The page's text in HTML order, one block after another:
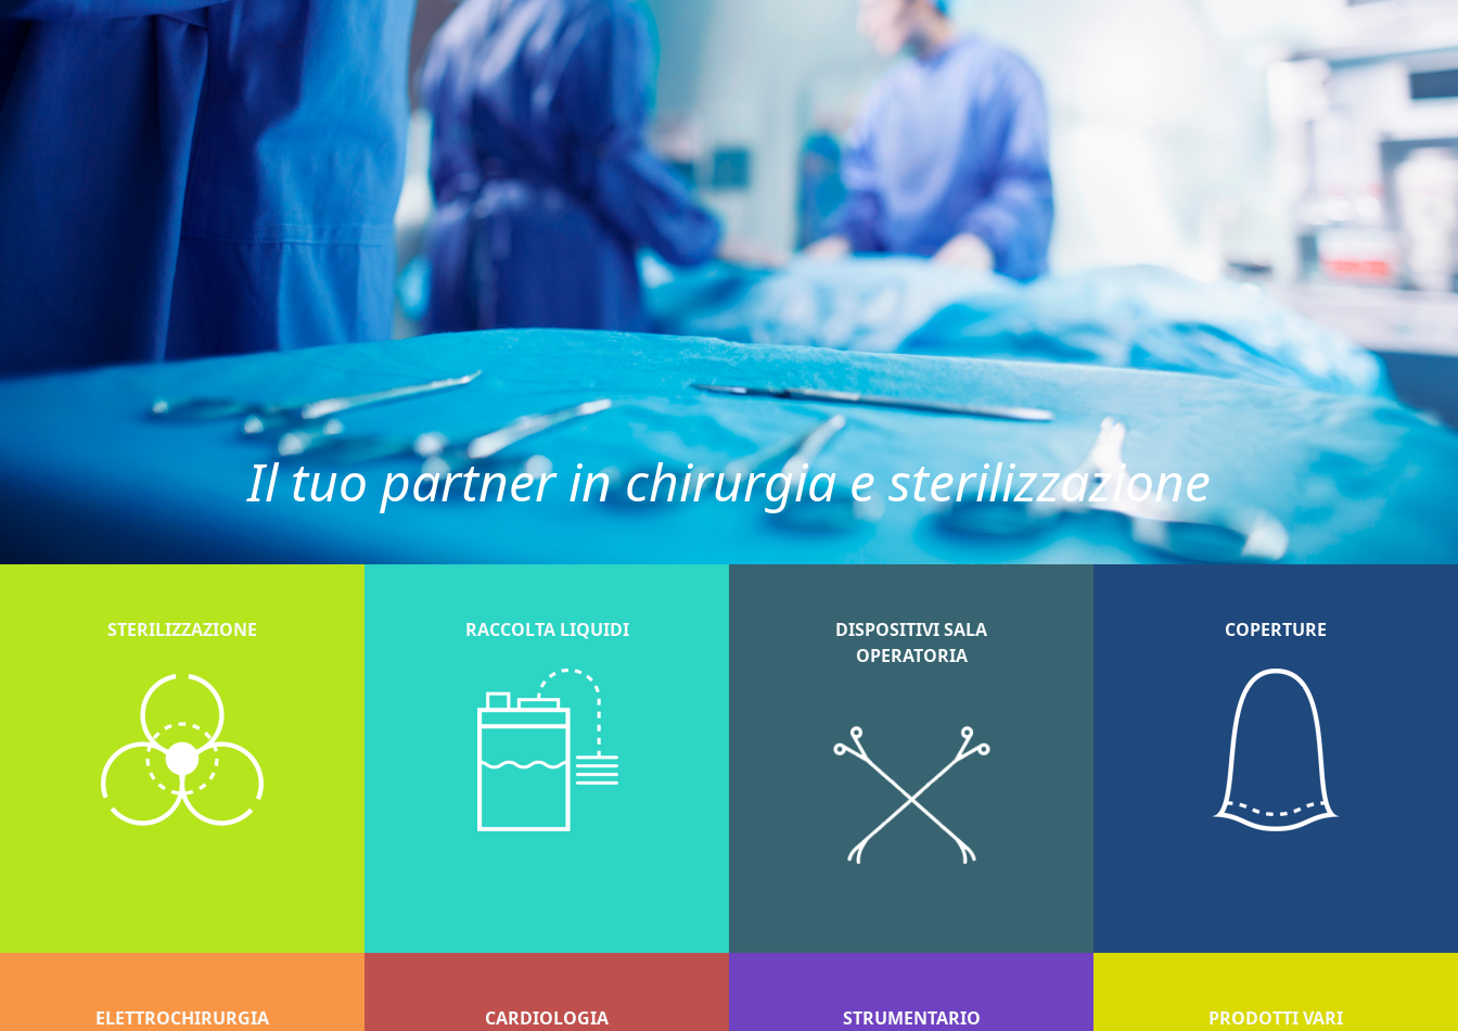
Il tuo partner in chirurgia e sterilizzazione
STERILIZZAZIONE RACCOLTA LIQUIDI
DISPOSITIVI SALA
OPERATORIA
COPERTURE
ELETTROCHIRURGIA CARDIOLOGIA STRUMENTARIO PRODOTTI VARI